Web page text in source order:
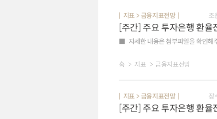
투자 확대에 따른 반도체 수출 호조로
하방위험이 상존(Nomura) ㅇ 중국: AI를 비롯한 첨단 부문 중심의 제조업 강세(6월 수출 27%, yoy)가 성장을 견인. 지속되는 내수 부진(2분기성장률 4.3%,
3년래 최저, yoy)에 대응해 경기부양
지표 > 금융지표전망 조
[주간] 주요 투자은행 환율
자세한 내용은 첨부파일을 확인해
홈 지표 금융지표전망
지표 > 금융지표전망 장
[주간] 주요 투자은행 환율